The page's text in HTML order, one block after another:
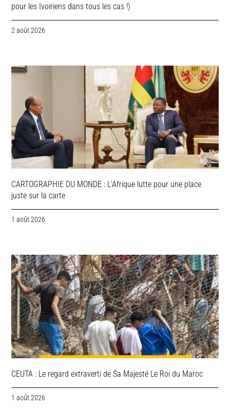
pour les Ivoiriens dans tous les cas !)
2 août 2026
CARTOGRAPHIE DU MONDE : L’Afrique lutte pour une place
juste sur la carte
1 août 2026
CEUTA : Le regard extraverti de Sa Majesté Le Roi du Maroc
1 août 2026